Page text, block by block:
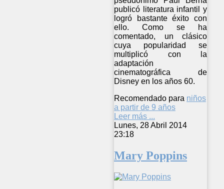
publicó literatura infantil y
logró bastante éxito con
ello. Como se ha
comentado, un clásico
cuya popularidad se
multiplicó con la
adaptación
cinematográfica de
Disney en los años 60.
Recomendado para niños
a partir de 9 años
Leer más ...
Lunes, 28 Abril 2014
23:18
Mary Poppins